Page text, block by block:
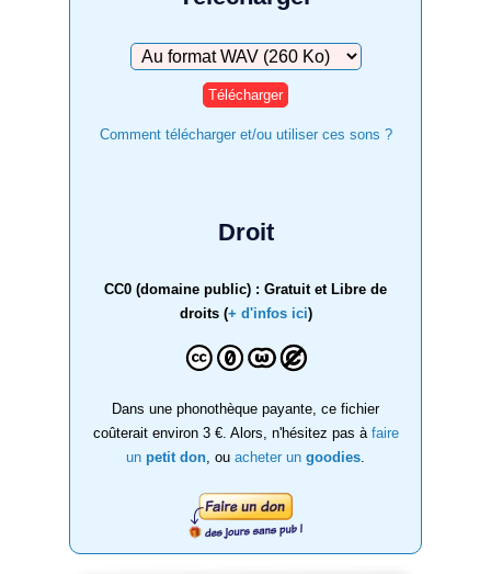
Télécharger
Comment télécharger et/ou utiliser ces sons ?
Droit
CC0 (domaine public) : Gratuit et Libre de
droits (+ d'infos ici)
Dans une phonothèque payante, ce fichier
coûterait environ 3 €. Alors, n'hésitez pas à faire
un petit don , ou acheter un goodies